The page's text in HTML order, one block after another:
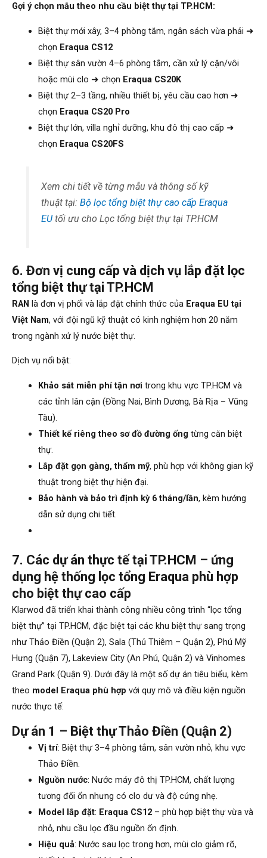
Gợi ý chọn mẫu theo nhu cầu biệt thự tại TP.HCM:
Biệt thự mới xây, 3–4 phòng tắm, ngân sách vừa phải ➜
chọn Eraqua CS12
Biệt thự sân vườn 4–6 phòng tắm, cần xử lý cặn/vôi
hoặc mùi clo ➜ chọn Eraqua CS20K
Biệt thự 2–3 tầng, nhiều thiết bị, yêu cầu cao hơn ➜
chọn Eraqua CS20 Pro
Biệt thự lớn, villa nghỉ dưỡng, khu đô thị cao cấp ➜
chọn Eraqua CS20FS
Xem chi tiết về từng mẫu và thông số kỹ
thuật tại:Bộ lọc tổng biệt thự cao cấp Eraqua
EUtối ưu cho Lọc tổng biệt thự tại TP.HCM
6. Đơn vị cung cấp và dịch vụ lắp đặt lọc
tổng biệt thự tại TP.HCM
RAN là đơn vị phối và lắp đặt chính thức của Eraqua EU tại
Việt Nam, với đội ngũ kỹ thuật có kinh nghiệm hơn 20 năm
trong ngành xử lý nước biệt thự.
Dịch vụ nổi bật:
Khảo sát miễn phí tận nơi trong khu vực TP.HCM và
các tỉnh lân cận (Đồng Nai, Bình Dương, Bà Rịa – Vũng
Tàu).
Thiết kế riêng theo sơ đồ đường ống từng căn biệt
thự.
Lắp đặt gọn gàng, thẩm mỹ, phù hợp với không gian kỹ
thuật trong biệt thự hiện đại.
Bảo hành và bảo trì định kỳ 6 tháng/lần, kèm hướng
dẫn sử dụng chi tiết.
7. Các dự án thực tế tại TP.HCM – ứng
dụng hệ thống lọc tổng Eraqua phù hợp
cho biệt thự cao cấp
Klarwod đã triển khai thành công nhiều công trình “lọc tổng
biệt thự” tại TP.HCM, đặc biệt tại các khu biệt thự sang trọng
như Thảo Điền (Quận 2), Sala (Thủ Thiêm – Quận 2), Phú Mỹ
Hưng (Quận 7), Lakeview City (An Phú, Quận 2) và Vinhomes
Grand Park (Quận 9). Dưới đây là một số dự án tiêu biểu, kèm
theo model Eraqua phù hợp với quy mô và điều kiện nguồn
nước thực tế:
Dự án 1 – Biệt thự Thảo Điền (Quận 2)
Vị trí: Biệt thự 3–4 phòng tắm, sân vườn nhỏ, khu vực
Thảo Điền.
Nguồn nước: Nước máy đô thị TP.HCM, chất lượng
tương đối ổn nhưng có clo dư và độ cứng nhẹ.
Model lắp đặt: Eraqua CS12– phù hợp biệt thự vừa và
nhỏ, nhu cầu lọc đầu nguồn ổn định.
Hiệu quả: Nước sau lọc trong hơn, mùi clo giảm rõ,